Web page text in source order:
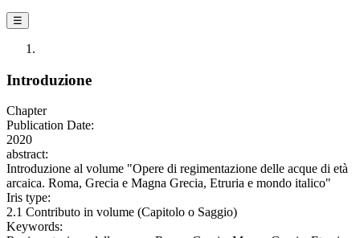
☰
Introduzione
Chapter
Publication Date:
2020
abstract:
Introduzione al volume "Opere di regimentazione delle acque di età
arcaica. Roma, Grecia e Magna Grecia, Etruria e mondo italico"
Iris type:
2.1 Contributo in volume (Capitolo o Saggio)
Keywords: